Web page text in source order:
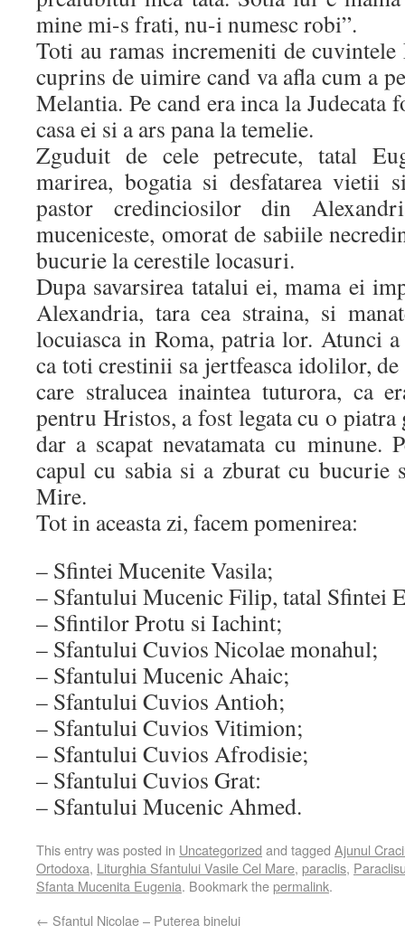
mine mi-s frati, nu-i numesc robi”.
Toti au ramas incremeniti de
cuprins de uimire cand va afla cum a
Melantia. Pe cand era inca la Judecata
casa ei si a ars pana la temelie.
Zguduit de cele petrecute, tatal
marirea, bogatia si desfatarea vietii
pastor credinciosilor din
muceniceste, omorat de sabiile
bucurie la cerestile locasuri.
Dupa savarsirea tatalui ei, mama ei
Alexandria, tara cea straina, si
locuiasca in Roma, patria lor. Atunci
ca toti crestinii sa jertfeasca idolilor, de
care stralucea inaintea tuturora, ca
pentru Hristos, a fost legata cu o piatra
dar a scapat nevatamata cu minune.
capul cu sabia si a zburat cu
Mire.
Tot in aceasta zi, facem pomenirea:
– Sfintei Mucenite Vasila;
– Sfantului Mucenic Filip, tatal Sfintei
– Sfintilor Protu si Iachint;
– Sfantului Cuvios Nicolae monahul;
– Sfantului Mucenic Ahaic;
– Sfantului Cuvios Antioh;
– Sfantului Cuvios Vitimion;
– Sfantului Cuvios Afrodisie;
– Sfantului Cuvios Grat:
– Sfantului Mucenic Ahmed.
This entry was posted in Uncategorized and tagged Ajunul
Ortodoxa, Liturghia Sfantului Vasile Cel Mare, paraclis,
Sfanta Mucenita Eugenia. Bookmark thepermalink.
← Sfantul Nicolae – Puterea binelui